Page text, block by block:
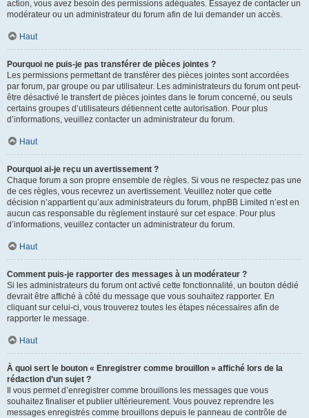
action, vous avez besoin des permissions adéquates. Essayez de contacter un
modérateur ou un administrateur du forum afin de lui demander un accès.
Haut
Pourquoi ne puis-je pas transférer de pièces jointes ?
Les permissions permettant de transférer des pièces jointes sont accordées
par forum, par groupe ou par utilisateur. Les administrateurs du forum ont peut-
être désactivé le transfert de pièces jointes dans le forum concerné, ou seuls
certains groupes d’utilisateurs détiennent cette autorisation. Pour plus
d’informations, veuillez contacter un administrateur du forum.
Haut
Pourquoi ai-je reçu un avertissement ?
Chaque forum a son propre ensemble de règles. Si vous ne respectez pas une
de ces règles, vous recevrez un avertissement. Veuillez noter que cette
décision n’appartient qu’aux administrateurs du forum, phpBB Limited n’est en
aucun cas responsable du règlement instauré sur cet espace. Pour plus
d’informations, veuillez contacter un administrateur du forum.
Haut
Comment puis-je rapporter des messages à un modérateur ?
Si les administrateurs du forum ont activé cette fonctionnalité, un bouton dédié
devrait être affiché à côté du message que vous souhaitez rapporter. En
cliquant sur celui-ci, vous trouverez toutes les étapes nécessaires afin de
rapporter le message.
Haut
À quoi sert le bouton « Enregistrer comme brouillon » affiché lors de la
rédaction d’un sujet ?
Il vous permet d’enregistrer comme brouillons les messages que vous
souhaitez finaliser et publier ultérieurement. Vous pouvez reprendre les
messages enregistrés comme brouillons depuis le panneau de contrôle de